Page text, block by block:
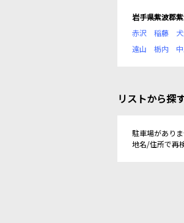
岩手県紫波郡
赤沢
稲藤
遠山
栃内
リストから探
駐車場がありま
地名/住所で再